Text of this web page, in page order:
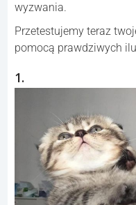
wyzwania.
Przetestujemy teraz
pomocą prawdziwych
1.